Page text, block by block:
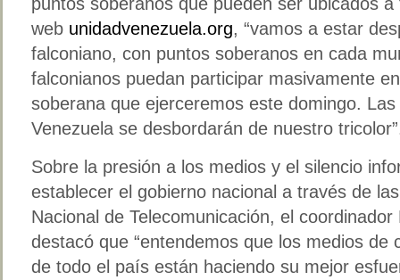
web unidadvenezuela.org, “vamos a estar
falconiano, con puntos soberanos en cada
falconianos puedan participar masivamente
soberana que ejerceremos este domingo.
Venezuela se desbordarán de nuestro
Sobre la presión a los medios y el silencio
establecer el gobierno nacional a través de
Nacional de Telecomunicación, el
destacó que “entendemos que los medios de
de todo el país están haciendo su mejor